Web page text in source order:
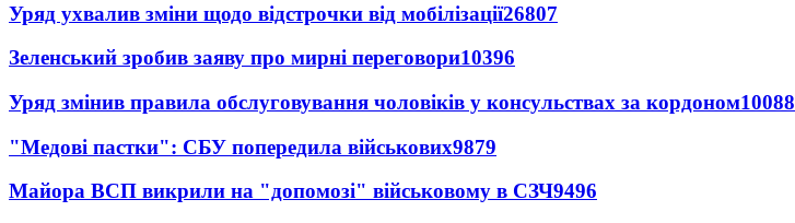
Уряд ухвалив зміни щодо відстрочки від мобілізації26807
Зеленський зробив заяву про мирні переговори10396
Уряд змінив правила обслуговування чоловіків у консульствах за кордоном10088
"Медові пастки": СБУ попередила військових9879
Майора ВСП викрили на "допомозі" військовому в СЗЧ9496